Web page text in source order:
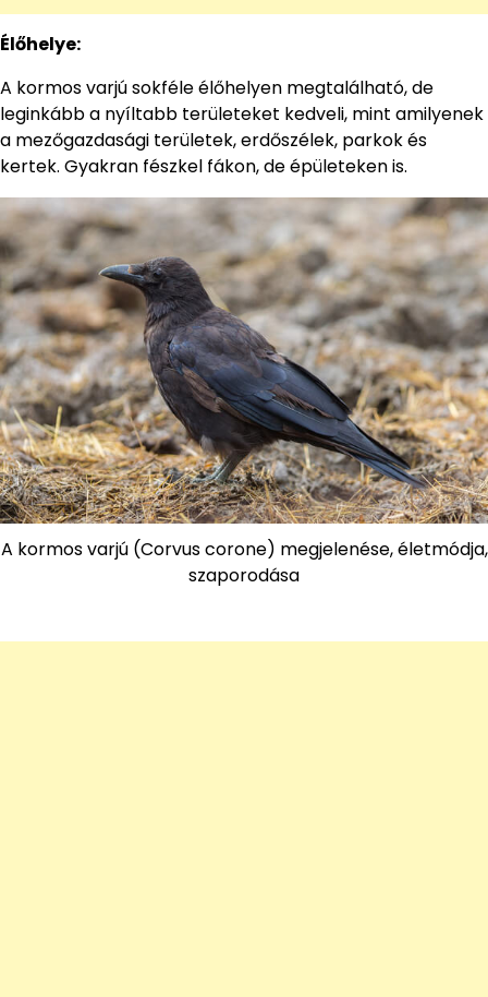
Élőhelye:
A kormos varjú sokféle élőhelyen megtalálható, de
leginkább a nyíltabb területeket kedveli, mint amilyenek
a mezőgazdasági területek, erdőszélek, parkok és
kertek. Gyakran fészkel fákon, de épületeken is.
A kormos varjú (Corvus corone) megjelenése, életmódja,
szaporodása